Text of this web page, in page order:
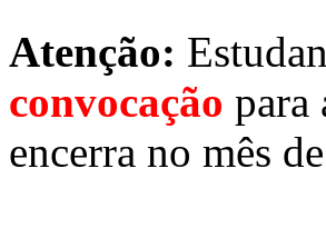
Atenção:
convocação para
encerra no mês